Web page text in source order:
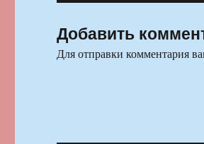
Добавить
Для отправки комментария